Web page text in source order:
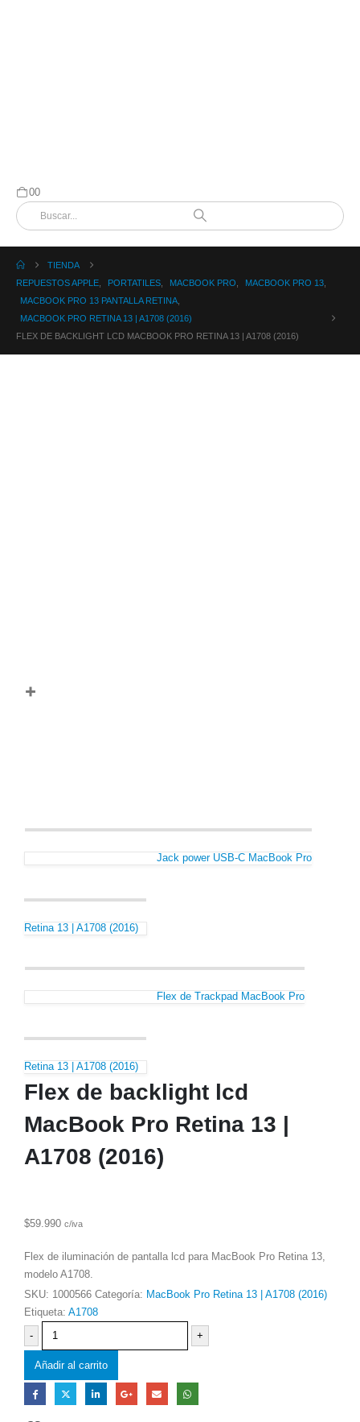
00
TIENDA
REPUESTOS APPLE
PORTATILES MACBOOK PRO MACBOOK PRO 13
MACBOOK PRO 13 PANTALLA RETINA
MACBOOK PRO RETINA 13 | A1708 (2016)
FLEX DE BACKLIGHT LCD MACBOOK PRO RETINA 13 | A1708 (2016)
Jack power USB-C MacBook Pro
Retina 13 | A1708 (2016)
Flex de Trackpad MacBook Pro
Retina 13 | A1708 (2016)
Flex de backlight lcd
MacBook Pro Retina 13 |
A1708 (2016)
$59.990 c/iva
Flex de iluminación de pantalla lcd para MacBook Pro Retina 13,
modelo A1708.
SKU: 1000566 Categoría: MacBook Pro Retina 13 | A1708 (2016)
Etiqueta: A1708
-
+
Añadir al carrito